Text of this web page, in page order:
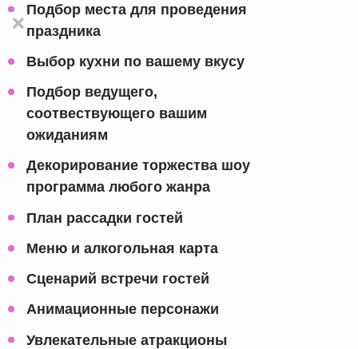
Подбор места для проведения
праздника
Выбор кухни по вашему вкусу
Подбор ведущего,
соотвествующего вашим
ожиданиям
Декорирование торжества шоу
программа любого жанра
План рассадки гостей
Меню и алкогольная карта
Сценарий встречи гостей
Анимационные персонажи
Увлекательные атракционы